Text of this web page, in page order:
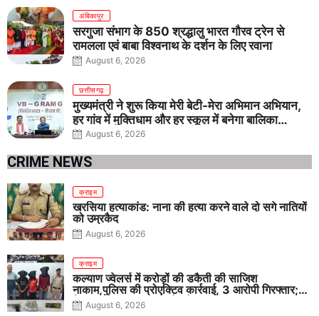
अंबिकापुर
सरगुजा संभाग के 850 श्रद्धालु भारत गौरव ट्रेन से
रामलला एवं बाबा विश्वनाथ के दर्शन के लिए रवाना
August 6, 2026
छत्तीसगढ़
मुख्यमंत्री ने शुरू किया मेरी बेटी-मेरा अभिमान अभियान,
हर गांव में मुक्तिधाम और हर स्कूल में बनेगा बालिका
शौचालय
August 6, 2026
CRIME NEWS
क्राइम
खरसिया हत्याकांड: नाना की हत्या करने वाले दो सगे नातियों
को उम्रकैद
August 6, 2026
क्राइम
कल्याण ज्वेलर्स में करोड़ों की डकैती की साजिश
नाकाम,पुलिस की प्रोएक्टिव कार्रवाई, 3 आरोपी गिरफ्तार;
पिस्टल, कारतूस, चाकू और मोबाइल बरामद
August 6, 2026